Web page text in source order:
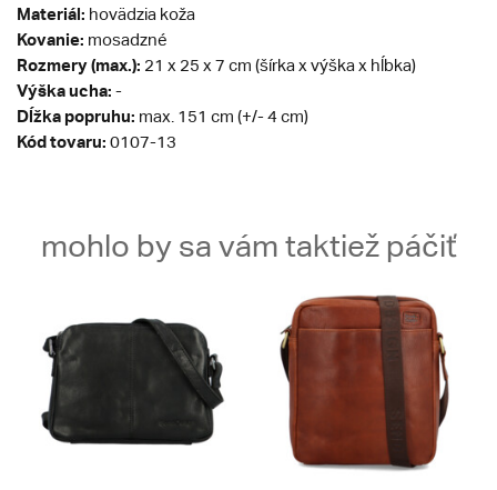
Materiál: hovädzia koža
Kovanie: mosadzné
Rozmery (max.): 21 x 25 x 7 cm (šírka x výška x hĺbka)
Výška ucha: -
Dĺžka popruhu: max. 151 cm (+/- 4 cm)
Kód tovaru: 0107-13
mohlo by sa vám taktiež páčiť